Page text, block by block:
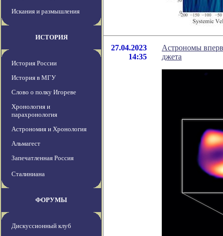
Искания и размышления
ИСТОРИЯ
История России
История в МГУ
Слово о полку Игореве
Хронология и
парахронология
Астрономия и Хронология
Альмагест
Запечатленная Россия
Сталиниана
ФОРУМЫ
Дискуссионный клуб
27.04.2023
14:35
Астрономы
джета